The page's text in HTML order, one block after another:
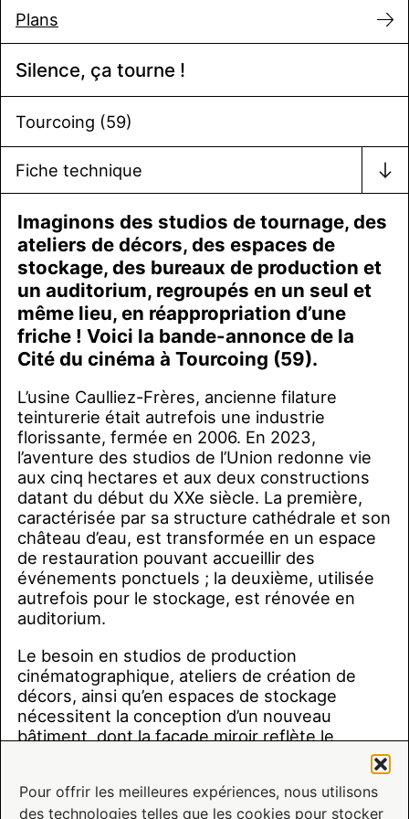
Pour offrir les meilleures expériences, nous utilisons
des technologies telles que les cookies pour stocker
Silence, ça tourne !
Tourcoing (59)
Fiche technique
Plans
Imaginons des studios de tournage, des
ateliers de décors, des espaces de
stockage, des bureaux de production et
un auditorium, regroupés en un seul et
même lieu, en réappropriation d’une
friche ! Voici la bande-annonce de la
Cité du cinéma à Tourcoing (59).
L’usine Caulliez-Frères, ancienne filature
teinturerie était autrefois une industrie
florissante, fermée en 2006. En 2023,
l’aventure des studios de l’Union redonne vie
aux cinq hectares et aux deux constructions
datant du début du XXe siècle. La première,
caractérisée par sa structure cathédrale et son
château d’eau, est transformée en un espace
de restauration pouvant accueillir des
événements ponctuels ; la deuxième, utilisée
autrefois pour le stockage, est rénovée en
auditorium.
Le besoin en studios de production
cinématographique, ateliers de création de
décors, ainsi qu’en espaces de stockage
nécessitent la conception d’un nouveau
bâtiment, dont la façade miroir reflète le
Magnifiant l’histoire patrimoniale du site, Union
Studio doit répondre aux enjeux